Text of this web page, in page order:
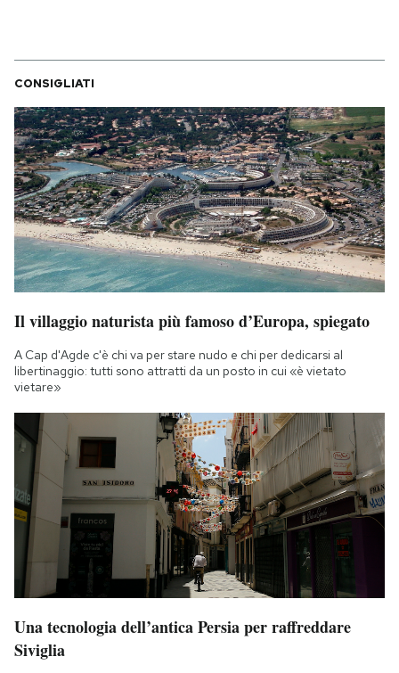
CONSIGLIATI
Il villaggio naturista più famoso d’Europa, spiegato
A Cap d'Agde c'è chi va per stare nudo e chi per dedicarsi al
libertinaggio: tutti sono attratti da un posto in cui «è vietato
vietare»
Una tecnologia dell’antica Persia per raffreddare
Siviglia